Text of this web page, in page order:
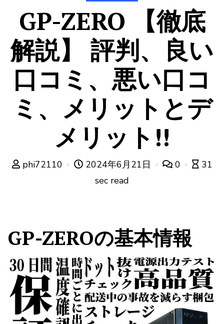
GP-ZERO 【徹底
解説】 評判、良い
口コミ、悪い口コ
ミ、メリットとデ
メリット!!
phi72110 2024年6月21日 0
31
sec read
GP-ZEROの基本情報